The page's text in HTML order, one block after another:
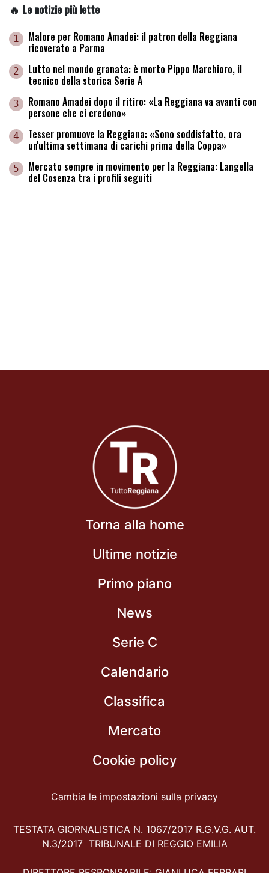
🔥 Le notizie più lette
1 Malore per Romano Amadei: il patron della Reggiana
ricoverato a Parma
2 Lutto nel mondo granata: è morto Pippo Marchioro, il
tecnico della storica Serie A
3 Romano Amadei dopo il ritiro: «La Reggiana va avanti con
persone che ci credono»
4 Tesser promuove la Reggiana: «Sono soddisfatto, ora
un'ultima settimana di carichi prima della Coppa»
5 Mercato sempre in movimento per la Reggiana: Langella
del Cosenza tra i profili seguiti
Torna alla home
Ultime notizie
Primo piano
News
Serie C
Calendario
Classifica
Mercato
Cookie policy
Cambia le impostazioni sulla privacy
TESTATA GIORNALISTICA N. 1067/2017 R.G.V.G. AUT.
N.3/2017 TRIBUNALE DI REGGIO EMILIA